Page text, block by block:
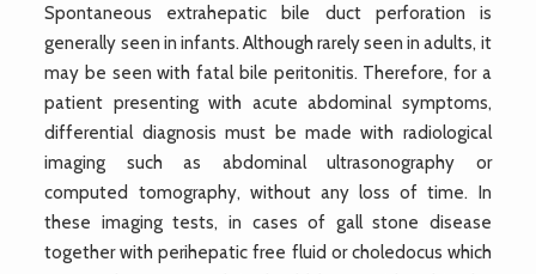
Spontaneous extrahepatic bile duct perforation is
generally seen in infants. Although rarely seen in adults, it
may be seen with fatal bile peritonitis. Therefore, for a
patient presenting with acute abdominal symptoms,
differential diagnosis must be made with radiological
imaging such as abdominal ultrasonography or
computed tomography, without any loss of time. In
these imaging tests, in cases of gall stone disease
together with perihepatic free fluid or choledocus which